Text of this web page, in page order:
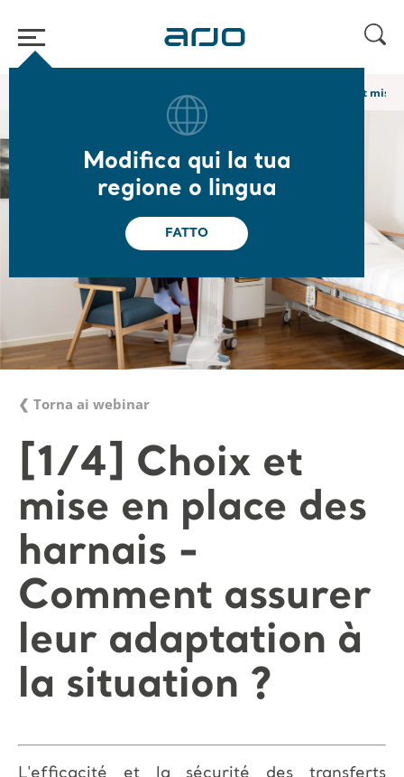
Modifica qui la tua
regione o lingua
FATTO
Webinar e corsi di e-learning Academy [1/4] Choix et
❮ Torna ai webinar
[1/4] Choix et
mise en place des
harnais -
Comment assurer
leur adaptation à
la situation ?
L'efficacité et la sécurité des transferts